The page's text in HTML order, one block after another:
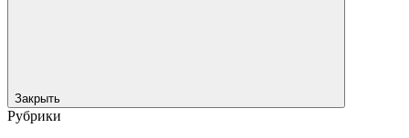
Закрыть
Рубрики